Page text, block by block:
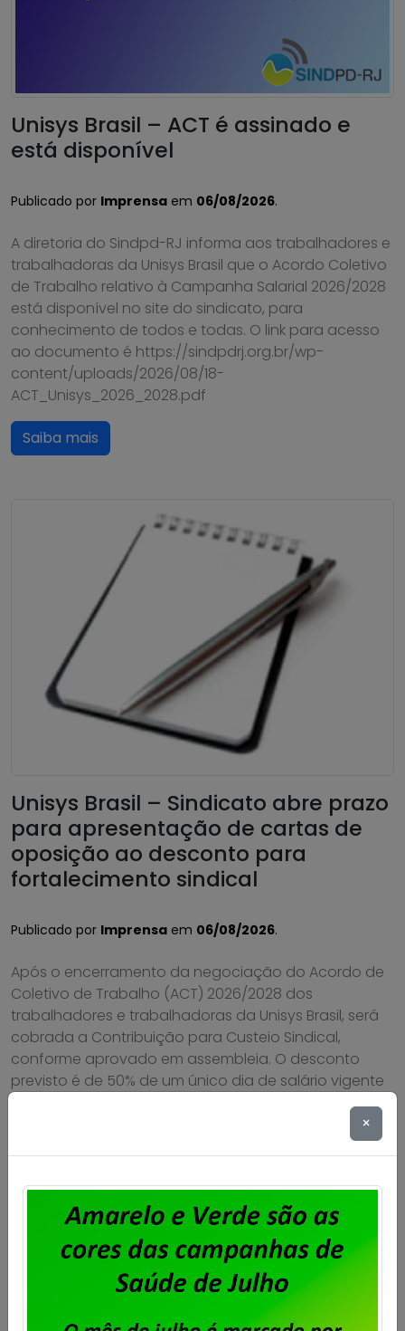
Unisys Brasil – ACT é assinado e
está disponível
Publicado por Imprensa em 06/08/2026.
A diretoria do Sindpd-RJ informa aos trabalhadores e
trabalhadoras da Unisys Brasil que o Acordo Coletivo
de Trabalho relativo à Campanha Salarial 2026/2028
está disponível no site do sindicato, para
conhecimento de todos e todas. O link para acesso
ao documento é https://sindpdrj.org.br/wp-
content/uploads/2026/08/18-
ACT_Unisys_2026_2028.pdf
Saiba mais
Unisys Brasil – Sindicato abre prazo
para apresentação de cartas de
oposição ao desconto para
fortalecimento sindical
Publicado por Imprensa em 06/08/2026.
Após o encerramento da negociação do Acordo de
Coletivo de Trabalho (ACT) 2026/2028 dos
trabalhadores e trabalhadoras da Unisys Brasil, será
cobrada a Contribuição para Custeio Sindical,
conforme aprovado em assembleia. O desconto
previsto é de 50% de um único dia de salário vigente
×